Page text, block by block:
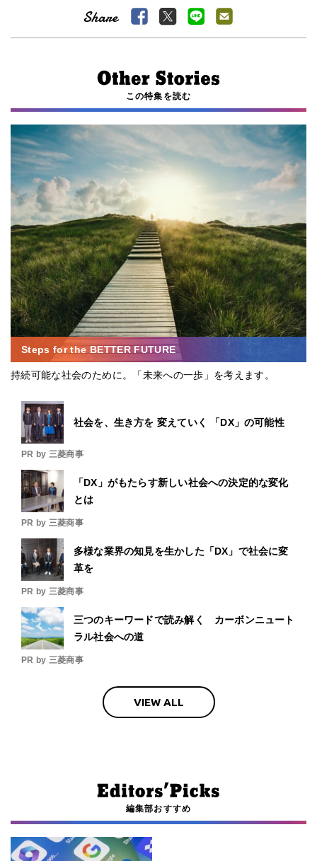
この特集を読む
Steps for the BETTER FUTURE
持続可能な社会のために。「未来への一歩」を考えます。
社会を、生き方を 変えていく 「DX」の可能性
PR by 三菱商事
「DX」がもたらす新しい社会への決定的な変化
とは
PR by 三菱商事
多様な業界の知見を生かした「DX」で社会に変
革を
PR by 三菱商事
三つのキーワードで読み解く カーボンニュート
ラル社会への道
PR by 三菱商事
VIEW ALL
編集部おすすめ